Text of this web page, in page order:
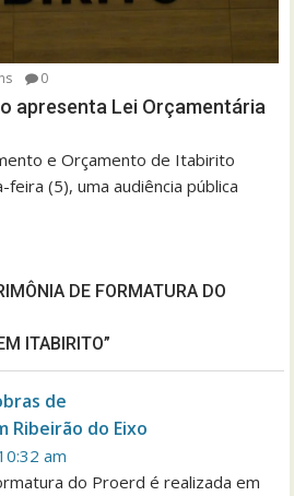
0
apresenta Lei Orçamentária
e Orçamento de Itabirito
(5), uma audiência pública
DE FORMATURA DO
ITABIRITO”
de
Ribeirão do Eixo
am
do Proerd é realizada em